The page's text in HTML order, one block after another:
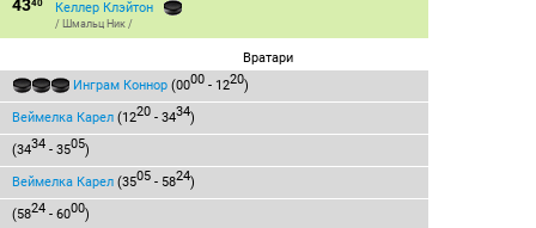
4340 Келлер Клэйтон
/ Шмальц Ник /
Вратари
Инграм Коннор (0000 - 1220)
Веймелка Карел (1220 - 3434)
(3434 - 3505)
Веймелка Карел (3505 - 5824)
(5824 - 6000)